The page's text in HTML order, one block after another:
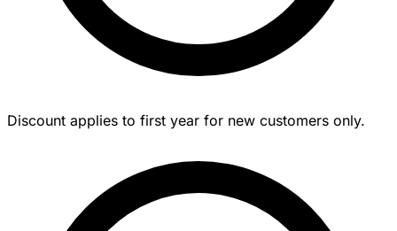
Discount applies to first year for new customers only.